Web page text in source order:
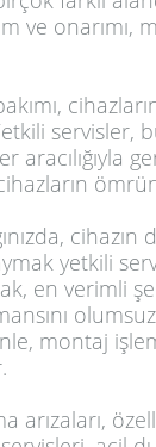
ve onarımı,
servisler,
yetkili
en verimli
montaj